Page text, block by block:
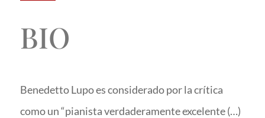
BIO
Benedetto Lupo es considerado por la crítica
como un “pianista verdaderamente excelente (…)